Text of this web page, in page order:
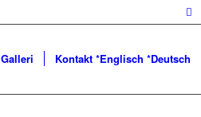
Galleri Kontakt *Englisch *Deutsch